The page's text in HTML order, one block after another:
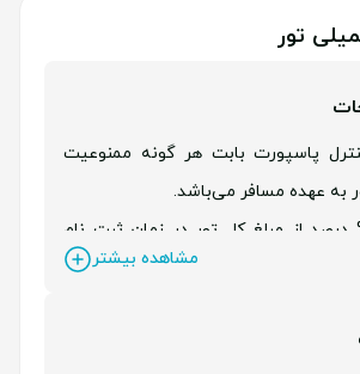
تور
پاسپورت بابت هر گونه ممنوعیت
به عهده مسافر می‌باشد.
50% درصد از مبلغ کل تور در زمان ثبت نام
کامل می باشد.
مشاهده بیشتر